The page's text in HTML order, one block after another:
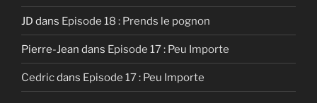
JD dans Episode 18 : Prends le pognon
Pierre-Jean dans Episode 17 : Peu Importe
Cedricdans Episode 17 : Peu Importe